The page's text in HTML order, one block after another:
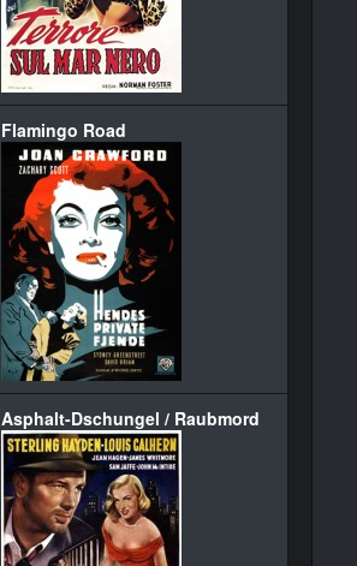
Flamingo Road
Asphalt-Dschungel / Raubmord